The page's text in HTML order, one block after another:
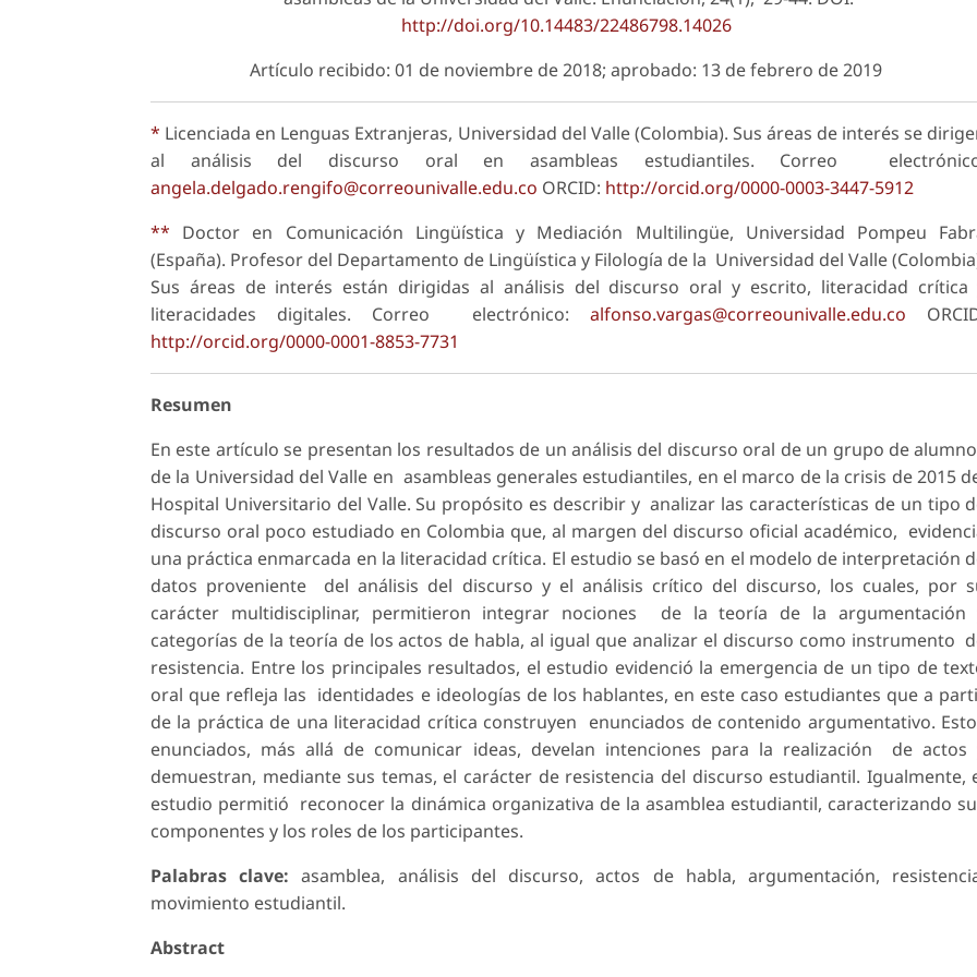
http://doi.org/10.14483/22486798.14026
Artículo recibido: 01 de noviembre de 2018; aprobado: 13 de febrero de 2019
* Licenciada en Lenguas Extranjeras, Universidad del Valle (Colombia). Sus áreas de interés se
al análisis del discurso oral en asambleas estudiantiles. Correo
angela.delgado.rengifo@correounivalle.edu.co ORCID: http://orcid.org/0000-0003-3447-5912
** Doctor en Comunicación Lingüística y Mediación Multilingüe, Universidad Pompeu
(España). Profesor del Departamento de Lingüística y Filología de la Universidad del Valle
Sus áreas de interés están dirigidas al análisis del discurso oral y escrito, literacidad crítica
literacidades digitales. Correo electrónico:alfonso.vargas@correounivalle.edu.co
http://orcid.org/0000-0001-8853-7731
Resumen
En este artículo se presentan los resultados de un análisis del discurso oral de un grupo de
de la Universidad del Valle en asambleas generales estudiantiles, en el marco de la crisis de 2015
Hospital Universitario del Valle. Su propósito es describir y analizar las características de un tipo
discurso oral poco estudiado en Colombia que, al margen del discurso oficial académico,
una práctica enmarcada en la literacidad crítica. El estudio se basó en el modelo de interpretación
datos proveniente del análisis del discurso y el análisis crítico del discurso, los cuales, por
carácter multidisciplinar, permitieron integrar nociones de la teoría de la argumentación
categorías de la teoría de los actos de habla, al igual que analizar el discurso como instrumento
resistencia. Entre los principales resultados, el estudio evidenció la emergencia de un tipo de
oral que refleja las identidades e ideologías de los hablantes, en este caso estudiantes que a
de la práctica de una literacidad crítica construyen enunciados de contenido argumentativo.
enunciados, más allá de comunicar ideas, develan intenciones para la realización de actos
demuestran, mediante sus temas, el carácter de resistencia del discurso estudiantil. Igualmente,
estudio permitió reconocer la dinámica organizativa de la asamblea estudiantil, caracterizando
componentes y los roles de los participantes.
Palabras clave: asamblea, análisis del discurso, actos de habla, argumentación,
movimiento estudiantil.
Abstract